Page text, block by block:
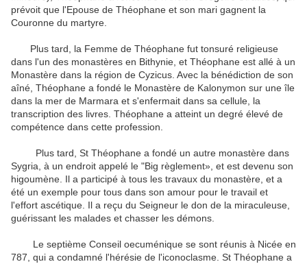
prévoit que l'Epouse de Théophane et son mari gagnent la
Couronne du martyre.
Plus tard, la Femme de Théophane fut tonsuré religieuse
dans l'un des monastères en Bithynie, et Théophane est allé à un
Monastère dans la région de Cyzicus. Avec la bénédiction de son
aîné, Théophane a fondé le Monastère de Kalonymon sur une île
dans la mer de Marmara et s'enfermait dans sa cellule, la
transcription des livres. Théophane a atteint un degré élevé de
compétence dans cette profession.
Plus tard, St Théophane a fondé un autre monastère dans
Sygria, à un endroit appelé le "Big règlement», et est devenu son
higoumène. Il a participé à tous les travaux du monastère, et a
été un exemple pour tous dans son amour pour le travail et
l'effort ascétique. Il a reçu du Seigneur le don de la miraculeuse,
guérissant les malades et chasser les démons.
Le septième Conseil oecuménique se sont réunis à Nicée en
787, qui a condamné l'hérésie de l'iconoclasme. St Théophane a